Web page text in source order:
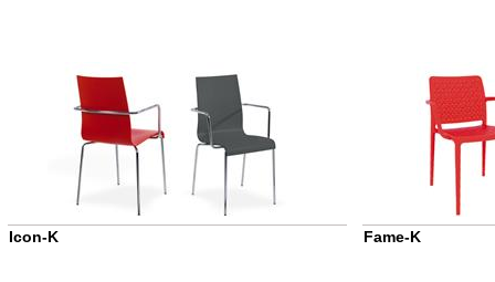
Icon-K Fame-K